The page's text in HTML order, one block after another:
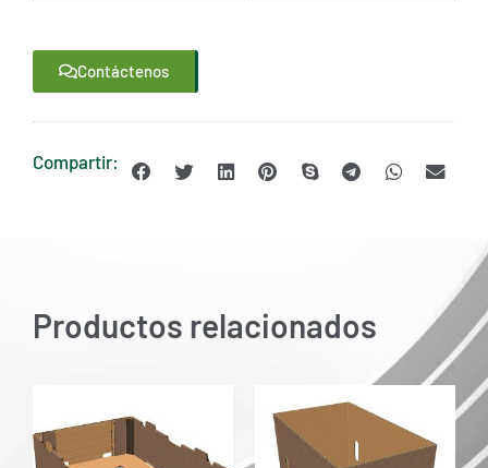
Contáctenos
Compartir:
Productos relacionados